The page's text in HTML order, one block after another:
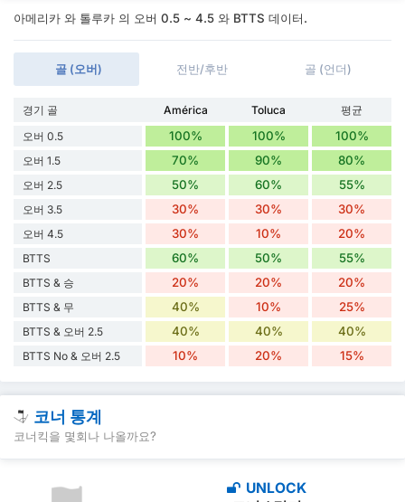
아메리카 와 톨루카 의 오버 0.5 ~ 4.5 와 BTTS 데이터.
골 (오버) 전반/후반 골 (언더)
경기 골 América Toluca
평균
오버 0.5
100% 100% 100%
오버 1.5 70% 90% 80%
오버 2.5 50% 60% 55%
오버 3.5 30% 30% 30%
오버 4.5 30% 10% 20%
BTTS 60% 50% 55%
BTTS & 승 20% 20% 20%
BTTS & 무 40% 10% 25%
BTTS & 오버 2.5 40% 40% 40%
BTTS No & 오버 2.5 10% 20% 15%
코너 통계
코너킥을 몇회나 나올까요?
UNLOCK